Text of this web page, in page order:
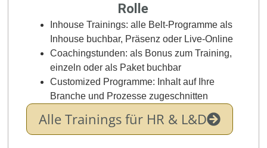
Rolle
Inhouse Trainings: alle Belt-Programme als
Inhouse buchbar, Präsenz oder Live-Online
Coachingstunden: als Bonus zum Training,
einzeln oder als Paket buchbar
Customized Programme: Inhalt auf Ihre
Branche und Prozesse zugeschnitten
Alle Trainings für HR & L&D